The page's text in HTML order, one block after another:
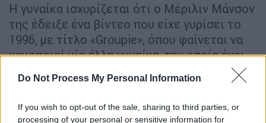
Do Not Process My Personal Information
If you wish to opt-out of the sale, sharing to third parties, or
processing of your personal or sensitive information for
Η γυναίκα ισχυρίζεται ότι ο Μέριλιν Μάνσον
της έδειξε ένα βίντεο που είχε γυρίσει το
1996, με τίτλο «Groupie», όπου φαίνεται να
κακοποιεί μία άλλη γυναίκα, την οποία έχει
δέσει σε μία καρέκλα. Το θέαμα ήταν τραγικό
και ο τραγουδιστής τη σημάδευε ταυτόχρονα
με ένα όπλο. Η γυναίκα ισχυρίζεται ότι κάθε
φορά φοβόταν για τη ζωή της.Το θύμα